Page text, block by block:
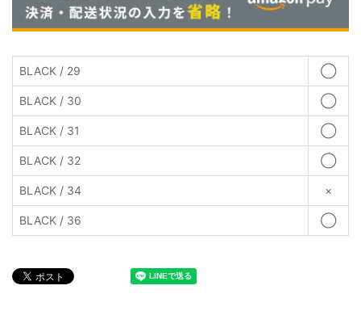
BLACK / 29 ◯
BLACK / 30 ◯
BLACK / 31 ◯
BLACK / 32 ◯
BLACK / 34 ×
BLACK / 36 ◯